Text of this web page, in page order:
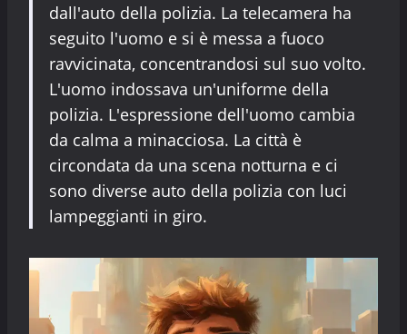
dall'auto della polizia. La telecamera ha
seguito l'uomo e si è messa a fuoco
ravvicinata, concentrandosi sul suo volto.
L'uomo indossava un'uniforme della
polizia. L'espressione dell'uomo cambia
da calma a minacciosa. La città è
circondata da una scena notturna e ci
sono diverse auto della polizia con luci
lampeggianti in giro.